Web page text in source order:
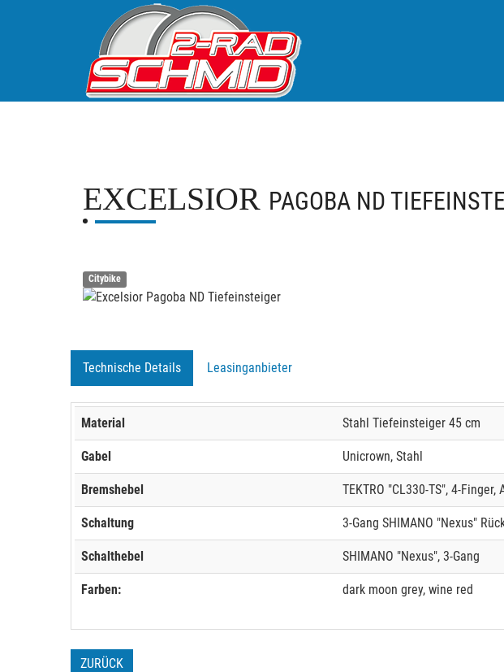
EXCELSIOR PAGOBA ND
Citybike
Technische Details Leasinganbieter
Material Stahl Tiefeinsteiger 45 cm
Gabel Unicrown, Stahl
Bremshebel TEKTRO "CL330-TS", 4-Finger,
Schaltung 3-Gang SHIMANO "Nexus"
Schalthebel SHIMANO "Nexus", 3-Gang
Farben: dark moon grey, wine red
ZURÜCK